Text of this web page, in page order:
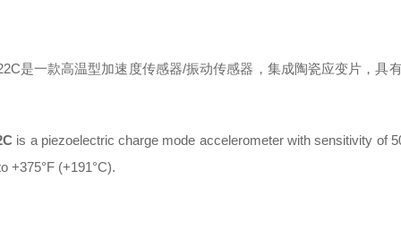
是一款高温型加速度传感器/振动传感器，集成陶瓷应变片，具
is a piezoelectric charge mode accelerometer with sensitivity of
+375°F (+191°C).